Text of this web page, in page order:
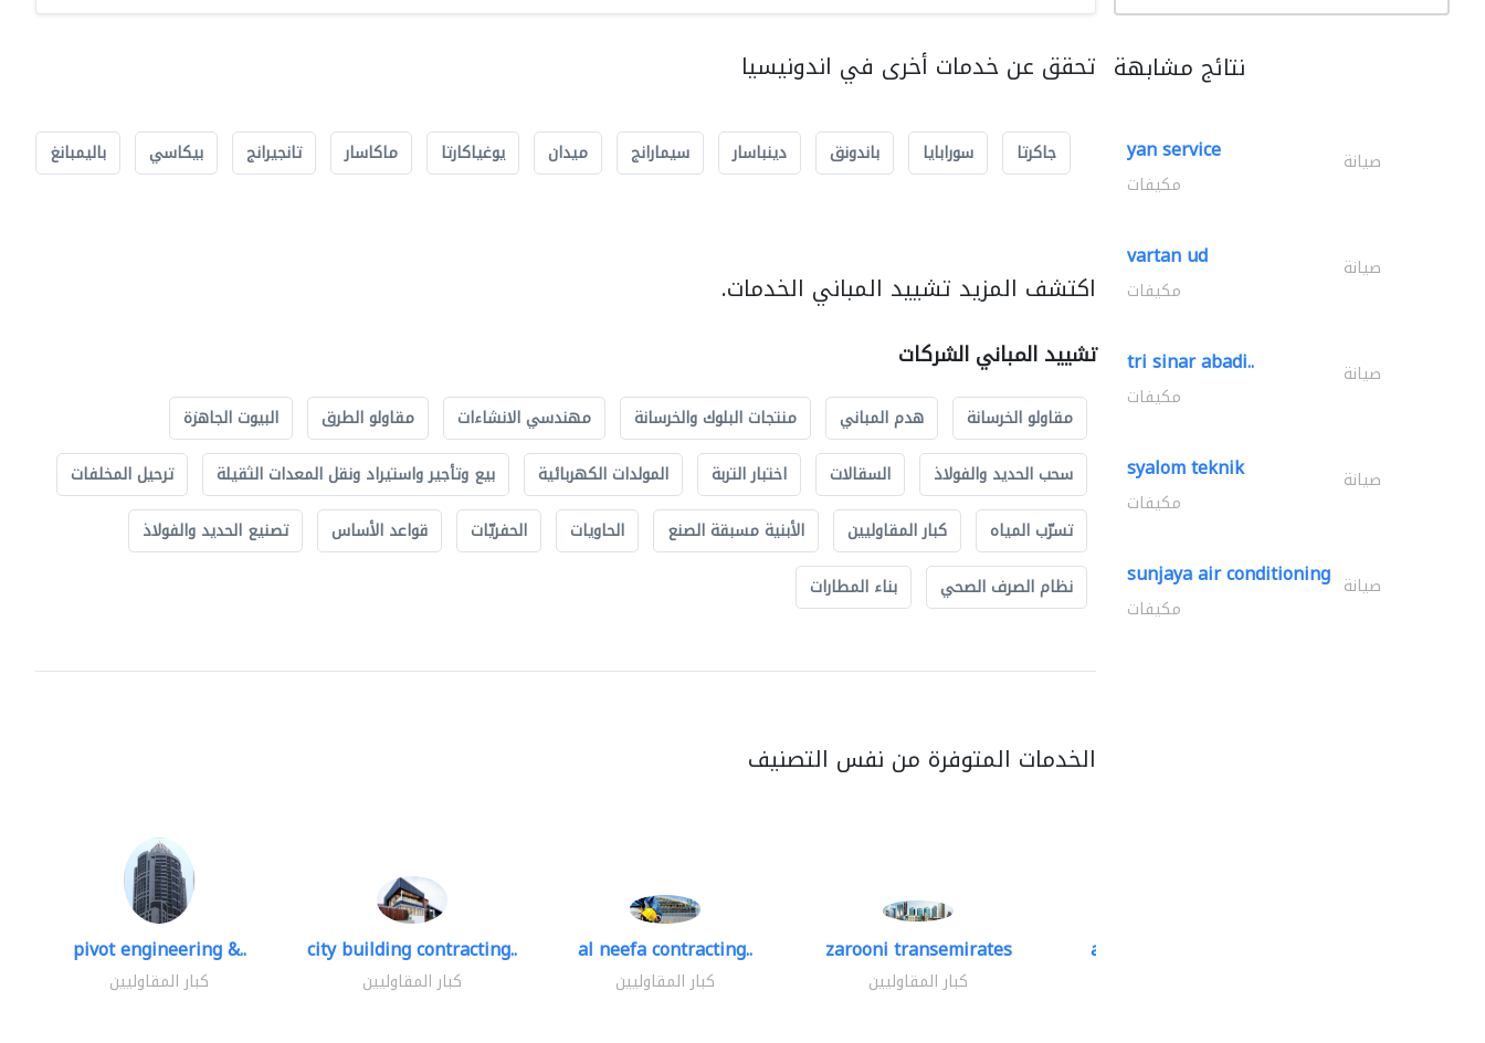
تحقق عن خدمات أخرى في اندونيسيا
جاكرتا سورابايا باندونق دينباسار سيمارانج ميدان يوغياكارتا ماكاسار تانجيرانج بيكاسي باليمبانغ
اكتشف المزيد تشييد المباني الخدمات.
تشييد المباني الشركات
مقاولو الخرسانة هدم المباني منتجات البلوك والخرسانة مهندسي الانشاءات مقاولو الطرق
البيوت الجاهزة
سحب الحديد والفولاذ
السقالات اختبار التربة المولدات الكهربائية بيع وتأجير واستيراد ونقل المعدات الثقيلة
ترحيل المخلفات
تسرّب المياه
كبار المقاوليين الأبنية مسبقة الصنع الحاويات الحفريّات قواعد الأساس
تصنيع الحديد والفولاذ
نظام الصرف الصحي
بناء المطارات
الخدمات المتوفرة من نفس التصنيف
pivot engineering &..
كبار المقاوليين
city building contracting..
كبار المقاوليين
al neefa contracting..
كبار المقاوليين
zarooni transemirates
كبار المقاوليين
accurate bldh cont..
نتائج مشابهة
yan service صيانة
مكيفات
vartan ud صيانة
مكيفات
tri sinar abadi.. صيانة
مكيفات
syalom teknik صيانة
مكيفات
sunjaya air conditioning صيانة
مكيفات